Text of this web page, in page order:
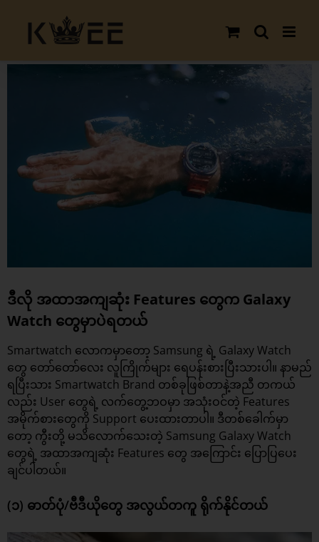
content
ဒီလို အထာအကျဆုံး Features တွေက Galaxy
Watch တွေမှာပဲရတယ်
Smartwatch လောကမှာတော့ Samsung ရဲ့ Galaxy Watch
တွေ တော်တော်လေး လူကြိုက်များ ရေပန်းစားပြီးသားပါ။ နာမည်
ရပြီးသား Smartwatch Brand တစ်ခုဖြစ်တာနဲ့အညီ တကယ်
လည်း User တွေရဲ့ လက်တွေ့ဘဝမှာ အသုံးဝင်တဲ့ Features
အမိုက်စားတွေကို Support ပေးထားတာပါ။ ဒီတစ်ခေါက်မှာ
တော့ ကွီးတို့ မသိလောက်သေးတဲ့ Samsung Galaxy Watch
တွေရဲ့ အထာအကျဆုံး Features တွေ အကြောင်း ပြောပြပေး
ချင်ပါတယ်။
(၁) ဓာတ်ပုံ/ဗီဒီယိုတွေ အလွယ်တကူ ရိုက်နိုင်တယ်